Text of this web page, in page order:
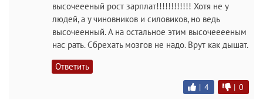
высочеееный рост зарплат!!!!!!!!!!!! Хотя не у
людей, а у чиновников и силовиков, но ведь
высочеенный. А на остальное этим высочееееным
нас рать. Сбрехать мозгов не надо. Врут как дышат.
Ответить
| 4 | 0